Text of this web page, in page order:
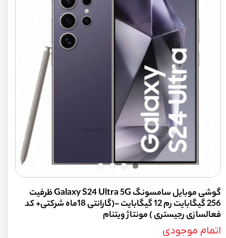
گوشی موبایل سامسونگ Galaxy S24 Ultra 5G ظرفیت
256 گیگابایت رم 12 گیگابایت -(گارانتی 18ماه شرکتی+ کد
فعالسازی رجیستری ) مونتاژ ویتنام
اتمام موجودی